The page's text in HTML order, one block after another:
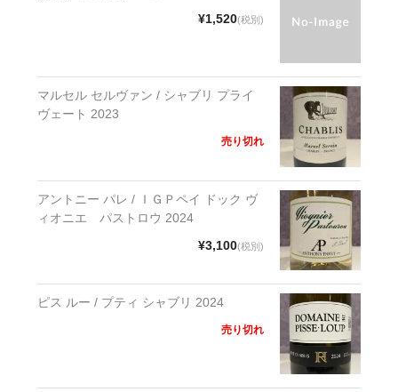
¥1,520(税別)
マルセル セルヴァン / シャブリ プライ
ヴェート 2023
売り切れ
アントニー パレ / ＩＧＰペイ ドック ヴ
ィオニエ パストロウ 2024
¥3,100(税別)
ピス ルー / プティ シャブリ 2024
売り切れ